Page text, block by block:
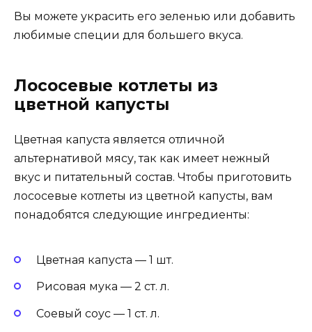
Вы можете украсить его зеленью или добавить
любимые специи для большего вкуса.
Лососевые котлеты из
цветной капусты
Цветная капуста является отличной
альтернативой мясу, так как имеет нежный
вкус и питательный состав. Чтобы приготовить
лососевые котлеты из цветной капусты, вам
понадобятся следующие ингредиенты:
Цветная капуста — 1 шт.
Рисовая мука — 2 ст. л.
Соевый соус — 1 ст. л.